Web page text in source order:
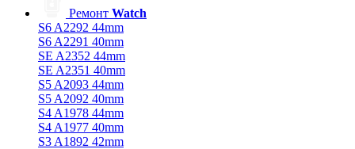
Ремонт Watch
S6 A2292 44mm
S6 A2291 40mm
SE A2352 44mm
SE A2351 40mm
S5 A2093 44mm
S5 A2092 40mm
S4 A1978 44mm
S4 A1977 40mm
S3 A1892 42mm